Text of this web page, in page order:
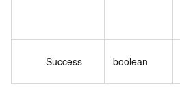
Success boolean